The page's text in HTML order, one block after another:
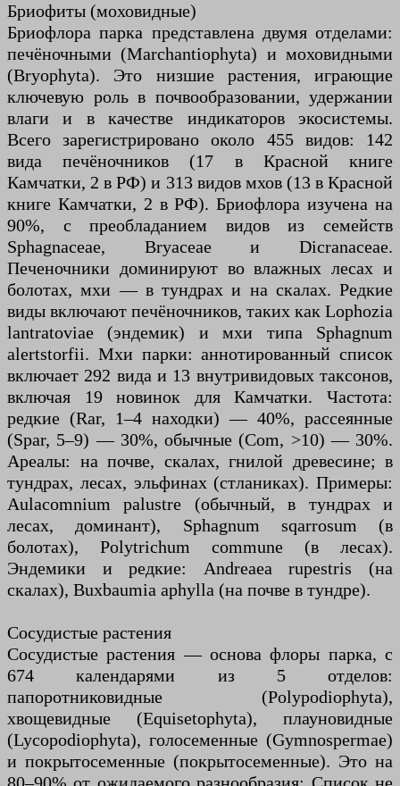
Бриофиты (моховидные)
Бриофлора парка представлена ​​двумя отделами:
печёночными (Marchantiophyta) и моховидными
(Bryophyta). Это низшие растения, играющие
ключевую роль в почвообразовании, удержании
влаги и в качестве индикаторов экосистемы.
Всего зарегистрировано около 455 видов: 142
вида печёночников (17 в Красной книге
Камчатки, 2 в РФ) и 313 видов мхов (13 в Красной
книге Камчатки, 2 в РФ). Бриофлора изучена на
90%, с преобладанием видов из семейств
Sphagnaceae, Bryaceae и Dicranaceae.
Печеночники доминируют во влажных лесах и
болотах, мхи — в тундрах и на скалах. Редкие
виды включают печёночников, таких как Lophozia
lantratoviae (эндемик) и мхи типа Sphagnum
alertstorfii. Мхи парки: аннотированный список
включает 292 вида и 13 внутривидовых таксонов,
включая 19 новинок для Камчатки. Частота:
редкие (Rar, 1–4 находки) — 40%, рассеянные
(Spar, 5–9) — 30%, обычные (Com, >10) — 30%.
Ареалы: на почве, скалах, гнилой древесине; в
тундрах, лесах, эльфинах (стланиках). Примеры:
Aulacomnium palustre (обычный, в тундрах и
лесах, доминант), Sphagnum sqarrosum (в
болотах), Polytrichum commune (в лесах).
Эндемики и редкие: Andreaea rupestris (на
скалах), Buxbaumia aphylla (на почве в тундре).
Сосудистые растения
Сосудистые растения — основа флоры парка, с
674 календарями из 5 отделов:
папоротниковидные (Polypodiophyta),
хвощевидные (Equisetophyta), плауновидные
(Lycopodiophyta), голосеменные (Gymnospermae)
и покрытосеменные (покрытосеменные). Это на